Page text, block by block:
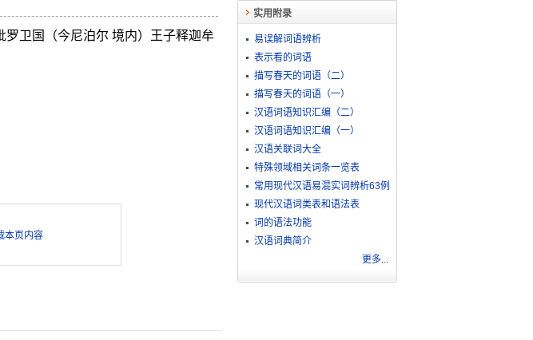
卫国（今尼泊尔 境内）王子释迦牟
本页内容
实用附录
易误解词语辨析
表示看的词语
描写春天的词语（二）
描写春天的词语（一）
汉语词语知识汇编（二）
汉语词语知识汇编（一）
汉语关联词大全
特殊领域相关词条一览表
常用现代汉语易混实词辨析63例
现代汉语词类表和语法表
词的语法功能
汉语词典简介
更多...